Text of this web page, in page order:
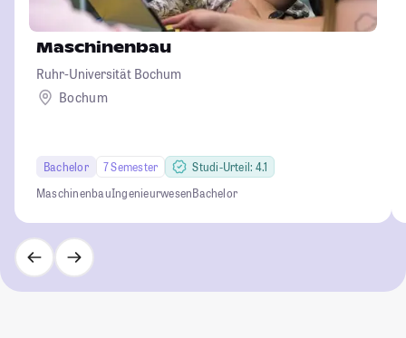
Maschinenbau
Ruhr-Universität Bochum
Bochum
Bachelor 7 Semester
Studi-Urteil: 4.1
MaschinenbauIngenieurwesenBachelor